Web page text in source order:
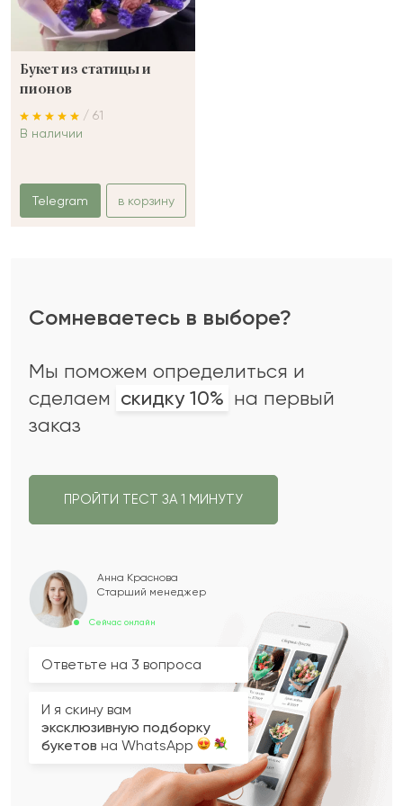
Букет из статицы и
пионов
/ 61
В наличии
Telegram в корзину
Сомневаетесь в выборе?
Мы поможем определиться и
сделаем скидку 10% на первый
заказ
ПРОЙТИ ТЕСТ ЗА 1 МИНУТУ
Сейчас онлайн
Анна Краснова
Старший менеджер
Ответьте на 3 вопроса
И я скину вам
эксклюзивную подборку
букетов на WhatsApp